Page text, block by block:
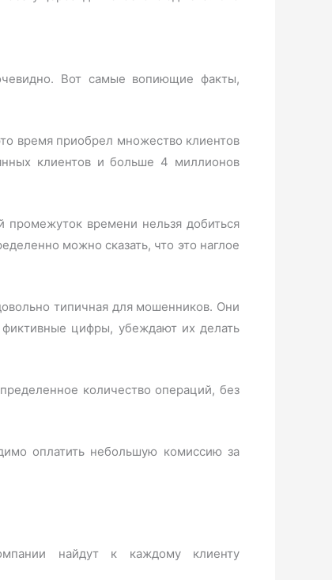
Вот самые вопиющие факты,
время приобрел множество клиентов
клиентов и больше 4 миллионов
промежуток времени нельзя добиться
можно сказать, что это наглое
типичная для мошенников. Они
цифры, убеждают их делать
количество операций, без
оплатить небольшую комиссию за
найдут к каждому клиенту